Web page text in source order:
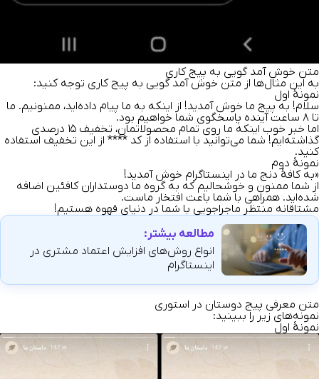
متن خوش آمد گویی به پیج کاری
به این مثال‌ها از متن خوش آمد گویی به پیج کاری توجه کنید:
نمونهٔ اول
سلام! به پیج ما خوش آمدید! از اینکه به ما پیام داده‌اید، ممنونیم. ما
تا ۸ ساعت آینده پاسخگوی شما خواهیم بود.
اما خبر خوب اینکه ما روی تمام محصولاتمان، تخفیف ۱۵ درصدی
گذاشته‌ایم! شما می‌توانید با استفاده از کد **** از این تخفیف استفاده
کنید.
نمونهٔ دوم
«به کافهٔ دنج ما در اینستاگرام خوش آمدید!
از شما ممنون و خوشحالیم که به گروه ما دوستداران کافئین اضافه
شده‌اید. همراهی با شما باعث افتخار ماست.
مشتاقانه منتظر ماجراجویی با شما در دنیای قهوه هستیم!
مطالعه بیشتر:
انواع روش‌های افزایش اعتماد مشتری در
اینستاگرام
متن معرفی پیج دوستان در استوری
نمونه‌های زیر را ببینید:
نمونهٔ اول